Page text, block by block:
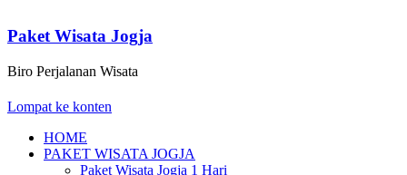
Paket Wisata Jogja
Biro Perjalanan Wisata
Lompat ke konten
HOME
PAKET WISATA JOGJA
Paket Wisata Jogja 1 Hari